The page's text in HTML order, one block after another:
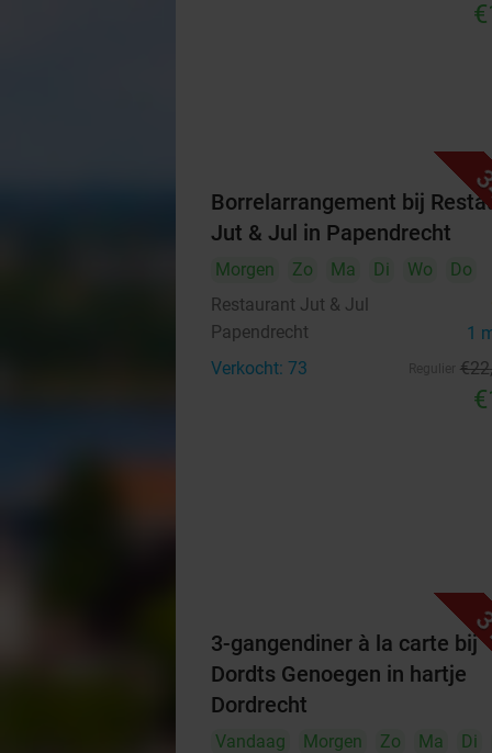
Borrelarrangement bij
Jut & Jul in Papendrecht
Morgen Zo Ma Di Wo
Do
Restaurant Jut & Jul
Papendrecht 1
Verkocht: 73 €22
3-gangendiner à la carte bij
Dordts Genoegen in hartje
Dordrecht
Vandaag Morgen Zo Ma Di